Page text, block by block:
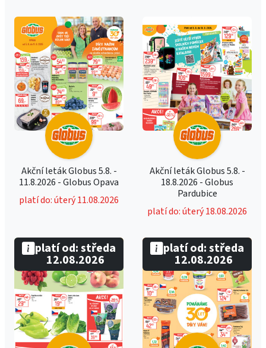
Akční leták Globus 5.8. -
11.8.2026 - Globus Opava
platí do: úterý 11.08.2026
Akční leták Globus 5.8. -
18.8.2026 - Globus
Pardubice
platí do: úterý 18.08.2026
platí od: středa
12.08.2026
platí od: středa
12.08.2026